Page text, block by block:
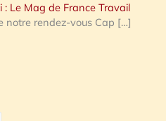
: Le Mag de France Travail
notre rendez-vous Cap […]